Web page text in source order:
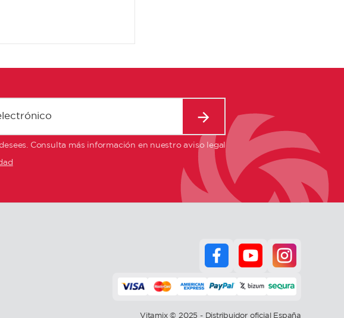
Consulta más información en nuestro aviso legal
Vitamix © 2025 - Distribuidor oficial España